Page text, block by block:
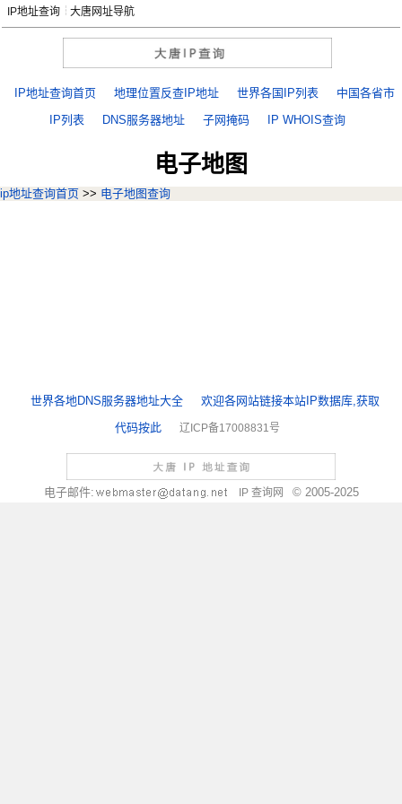
大唐网址导航
IP地址查询
IP地址查询首页 地理位置反查IP地址 世界各国IP列表
中国各省市
IP列表
DNS服务器地址 子网掩码 IP WHOIS查询
电子地图
ip地址查询首页 >> 电子地图查询
世界各地DNS服务器地址大全
欢迎各网站链接本站IP数据库,获取
代码按此
辽ICP备17008831号
电子邮件: IP 查询网 © 2005-2025